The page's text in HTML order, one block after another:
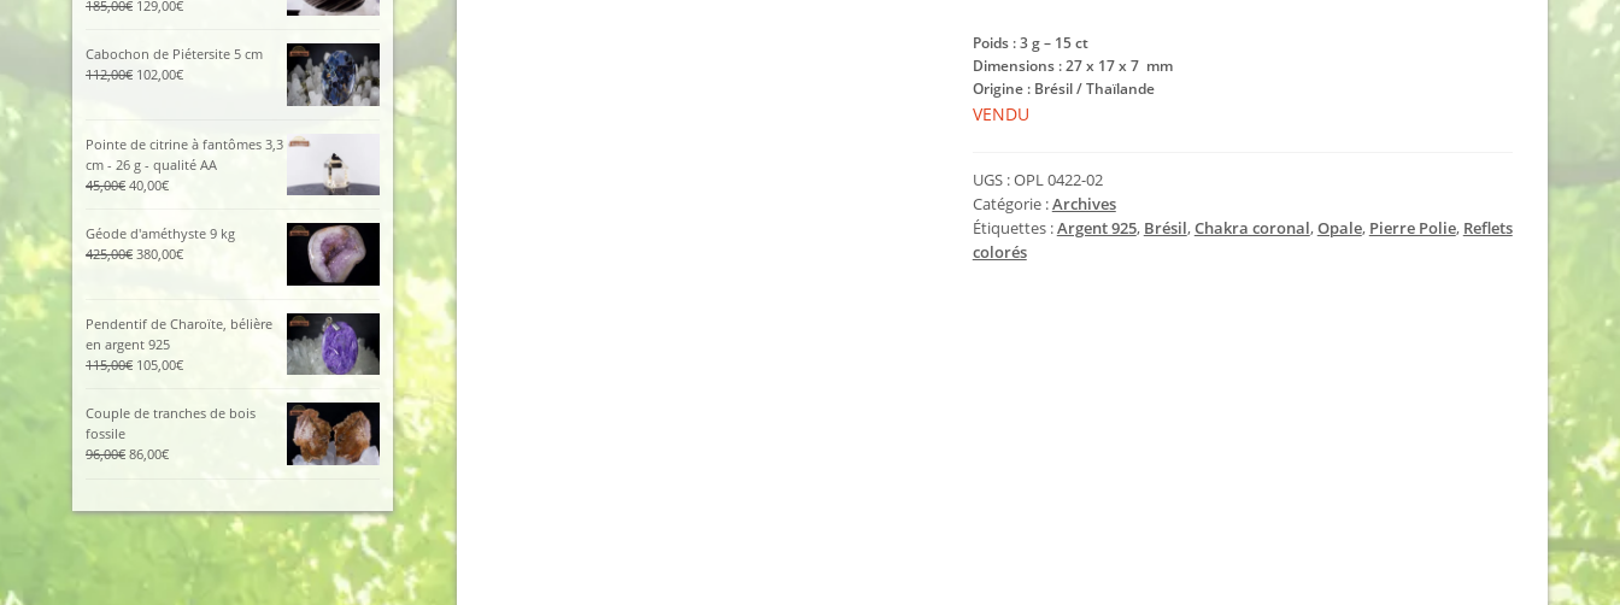
Poids : 3 g – 15 ct
Dimensions : 27 x 17 x 7 mm
Origine : Brésil / Thaïlande
VENDU
UGS :OPL 0422-02
Catégorie :Archives
Étiquettes :Argent 925, Brésil,Chakra coronal,Opale, Pierre Polie, Reflets
colorés
185,00€ Le
185,00€.
129,00€Le
actuel
Cabochon de Piétersite 5 cm
112,00€ Le
112,00€.
102,00€Le
est :
102,00€.
Pointe de citrine à fantômes 3,3
cm - 26 g - qualité AA
45,00€ Le
était :
45,00€.
40,00€Le
est :
40,00€.
Géode d'améthyste 9 kg
425,00€ Le
425,00€.
380,00€Le
380,00€.
Pendentif de Charoïte, bélière
en argent 925
115,00€ Le
était :
105,00€Le
est :
Couple de tranches de bois
fossile
96,00€ Le
était :
86,00€Le
est :